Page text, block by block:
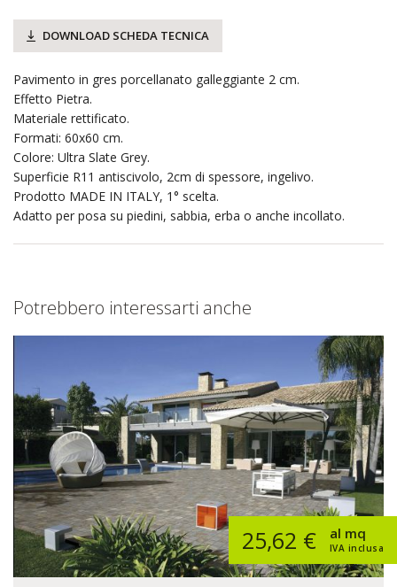
DOWNLOAD SCHEDA TECNICA
Pavimento in gres porcellanato galleggiante 2 cm.
Effetto Pietra.
Materiale rettificato.
Formati: 60x60 cm.
Colore: Ultra Slate Grey.
Superficie R11 antiscivolo, 2cm di spessore, ingelivo.
Prodotto MADE IN ITALY, 1° scelta.
Adatto per posa su piedini, sabbia, erba o anche incollato.
Potrebbero interessarti anche
25,62 € IVA inclusa
al mq